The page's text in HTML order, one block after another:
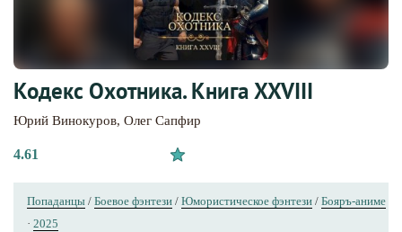
Кодекс Охотника. Книга XXVIII
Юрий Винокуров, Олег Сапфир
4.61
Попаданцы / Боевое фэнтези / Юмористическое фэнтези / Бояръ-аниме
· 2025